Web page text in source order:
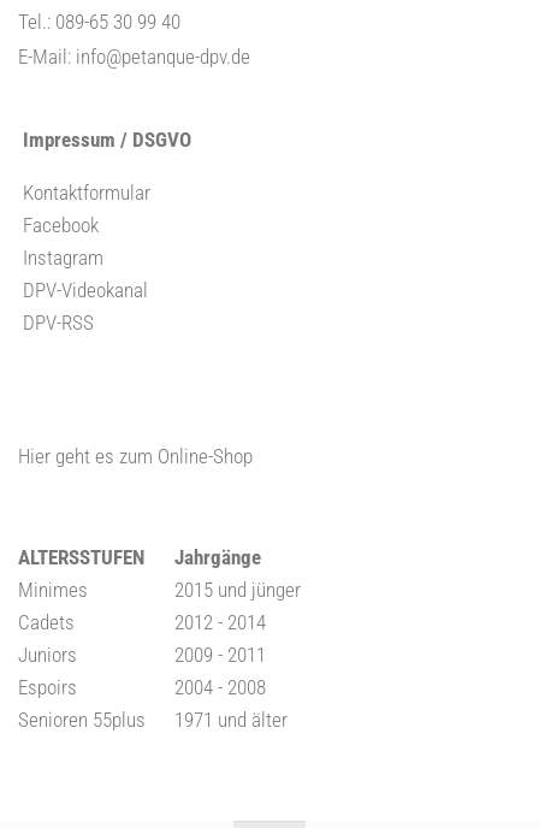
Tel.: 089-65 30 99 40
E-Mail: info@petanque-dpv.de
Impressum / DSGVO
Kontaktformular
Facebook
Instagram
DPV-Videokanal
DPV-RSS
Hier geht es zum Online-Shop
ALTERSSTUFEN
Jahrgänge
Minimes
2015 und jünger
Cadets
2012 - 2014
Juniors
2009 - 2011
Espoirs
2004 - 2008
Senioren 55plus
1971 und älter